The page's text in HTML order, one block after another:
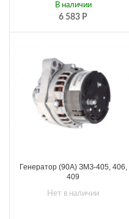
6 583 Р
В наличии
Генератор (90А) ЗМЗ-405, 406,
409
Нет в наличии